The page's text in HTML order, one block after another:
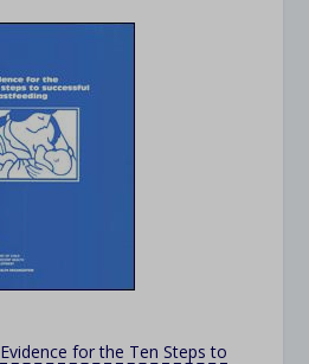
Evidence for the Ten Steps to